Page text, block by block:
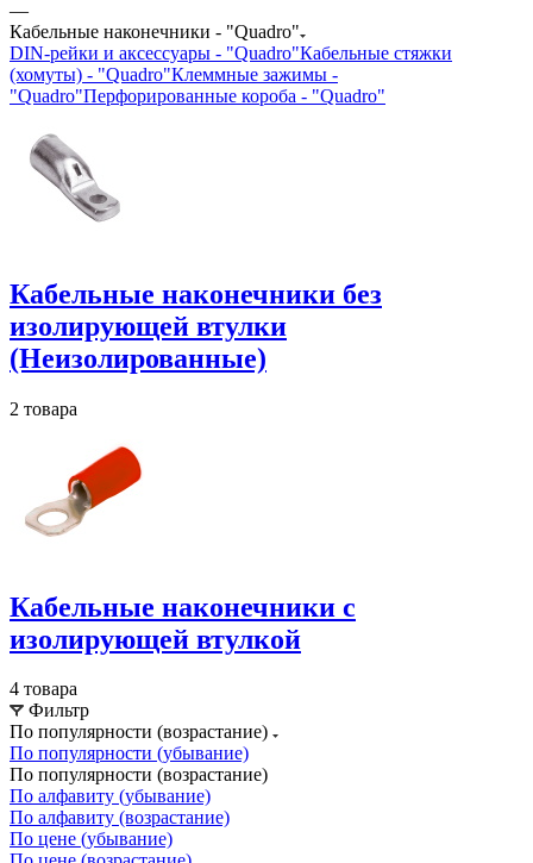
—
Кабельные наконечники - "Quadro"
DIN-рейки и аксессуары - "Quadro"Кабельные стяжки
(хомуты) - "Quadro"Клеммные зажимы -
"Quadro"Перфорированные короба - "Quadro"
Кабельные наконечники без
изолирующей втулки
(Неизолированные)
2 товара
Кабельные наконечники с
изолирующей втулкой
4 товара
Фильтр
По популярности (возрастание)
По популярности (убывание)
По популярности (возрастание)
По алфавиту (убывание)
По алфавиту (возрастание)
По цене (убывание)